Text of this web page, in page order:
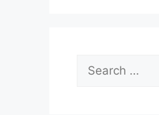
Search
for: